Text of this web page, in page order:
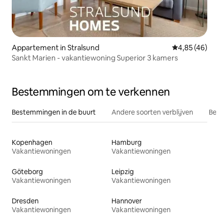
Appartement in Stralsund Gemiddelde
4,85 (46)
Sankt Marien - vakantiewoning Superior 3 kamers
Bestemmingen om te verkennen
Bestemmingen in de buurt Andere soorten verblijven
Kopenhagen
Vakantiewoningen
Hamburg
Vakantiewoningen
Göteborg
Vakantiewoningen
Leipzig
Vakantiewoningen
Dresden
Vakantiewoningen
Hannover
Vakantiewoningen